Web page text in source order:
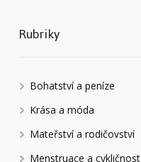
Rubriky
Bohatství a peníze
Krása a móda
Mateřství a rodičovství
Menstruace a cykličnost